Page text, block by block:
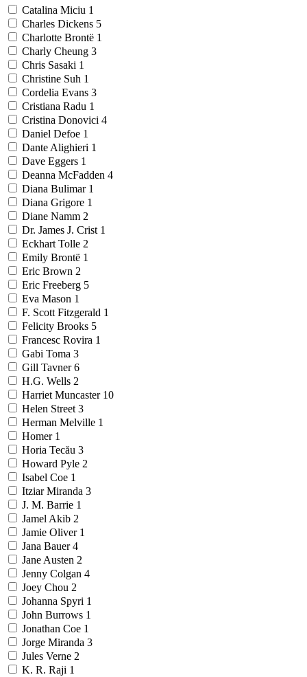
Catalina Miciu 1
Charles Dickens 5
Charlotte Brontë 1
Charly Cheung 3
Chris Sasaki 1
Christine Suh 1
Cordelia Evans 3
Cristiana Radu 1
Cristina Donovici 4
Daniel Defoe 1
Dante Alighieri 1
Dave Eggers 1
Deanna McFadden 4
Diana Bulimar 1
Diana Grigore 1
Diane Namm 2
Dr. James J. Crist 1
Eckhart Tolle 2
Emily Brontë 1
Eric Brown 2
Eric Freeberg 5
Eva Mason 1
F. Scott Fitzgerald 1
Felicity Brooks 5
Francesc Rovira 1
Gabi Toma 3
Gill Tavner6
H.G. Wells 2
Harriet Muncaster 10
Helen Street 3
Herman Melville 1
Homer 1
Horia Tecău 3
Howard Pyle 2
Isabel Coe 1
Itziar Miranda 3
J. M. Barrie 1
Jamel Akib 2
Jamie Oliver 1
Jana Bauer4
Jane Austen 2
Jenny Colgan 4
Joey Chou 2
Johanna Spyri 1
John Burrows 1
Jonathan Coe 1
Jorge Miranda 3
Jules Verne 2
K. R. Raji 1